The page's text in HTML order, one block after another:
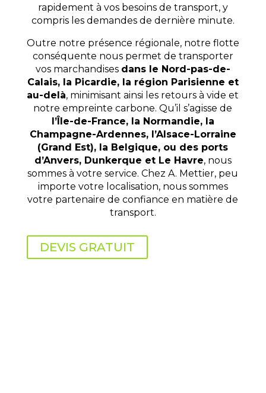
rapidement à vos besoins de transport, y
compris les demandes de dernière minute.
Outre notre présence régionale, notre flotte
conséquente nous permet de transporter
vos marchandises dans le Nord-pas-de-
Calais, la Picardie, la région Parisienne et
au-delà, minimisant ainsi les retours à vide et
notre empreinte carbone. Qu’il s’agisse de
l’Île-de-France, la Normandie, la
Champagne-Ardennes, l’Alsace-Lorraine
(Grand Est), la Belgique, ou des ports
d’Anvers, Dunkerque et Le Havre, nous
sommes à votre service. Chez A. Mettier, peu
importe votre localisation, nous sommes
votre partenaire de confiance en matière de
transport.
DEVIS GRATUIT